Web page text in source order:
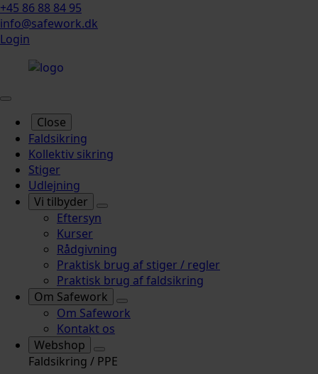
+45 86 88 84 95
info@safework.dk
Login
Close
Faldsikring
Kollektiv sikring
Stiger
Udlejning
Vi tilbyder
Eftersyn
Kurser
Rådgivning
Praktisk brug af stiger / regler
Praktisk brug af faldsikring
Om Safework
Om Safework
Kontakt os
Webshop
Faldsikring / PPE